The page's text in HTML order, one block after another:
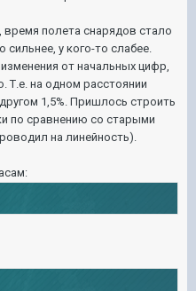
полета снарядов стало
сильнее, у кого-то слабее.
от начальных цифр,
Т.е. на одном расстоянии
1,5%. Пришлось строить
по сравнению со старыми
на линейность).